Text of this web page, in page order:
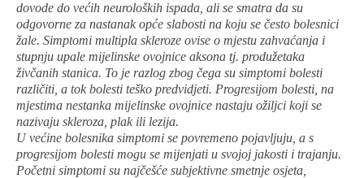
dovode do većih neuroloških ispada, ali se smatra da su
odgovorne za nastanak opće slabosti na koju se često bolesnici
žale. Simptomi multipla skleroze ovise o mjestu zahvaćanja i
stupnju upale mijelinske ovojnice aksona tj. produžetaka
živčanih stanica. To je razlog zbog čega su simptomi bolesti
različiti, a tok bolesti teško predvidjeti. Progresijom bolesti, na
mjestima nestanka mijelinske ovojnice nastaju ožiljci koji se
nazivaju skleroza, plak ili lezija.
U većine bolesnika simptomi se povremeno pojavljuju, a s
progresijom bolesti mogu se mijenjati u svojoj jakosti i trajanju.
Početni simptomi su najčešće subjektivne smetnje osjeta,